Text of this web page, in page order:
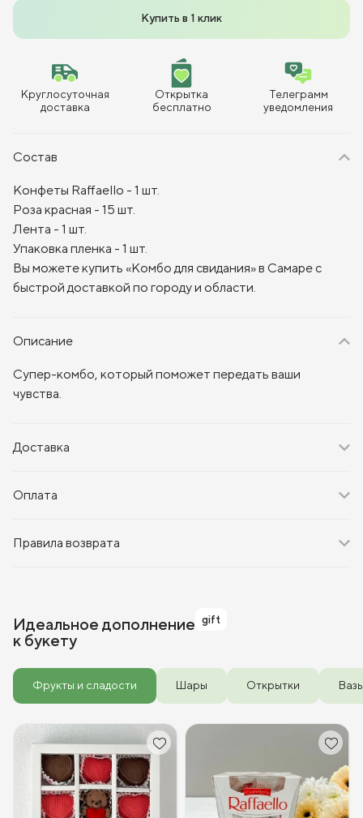
Купить в 1 клик
Круглосуточная
доставка
Открытка
бесплатно
Телеграмм
уведомления
Состав
Конфеты Raffaello - 1 шт.
Роза красная - 15 шт.
Лента - 1 шт.
Упаковка пленка - 1 шт.
Вы можете купить «Комбо для свидания» в Самаре с
быстрой доставкой по городу и области.
Описание
Супер-комбо, который поможет передать ваши
чувства.
Доставка
Оплата
Правила возврата
Идеальное дополнение
к букету
gift
Фрукты и сладости Шары Открытки